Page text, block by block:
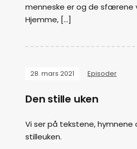
menneske er og de sfærene
Hjemme, […]
28. mars 2021 Episoder
Den stille uken
Vi ser på tekstene, hymnene
stilleuken.